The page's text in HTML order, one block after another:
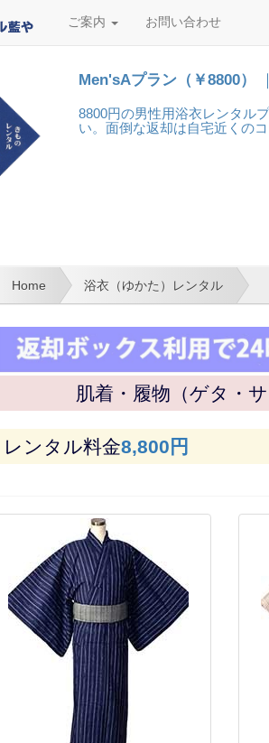
ご案内 お問い合わせ
Men'sAプラン（￥8800）
8800円の男性用浴衣レンタル
い。面倒な返却は自宅近くの
Home 浴衣（ゆかた）レンタル
肌着・履物（ゲタ・
レンタル料金8,800円